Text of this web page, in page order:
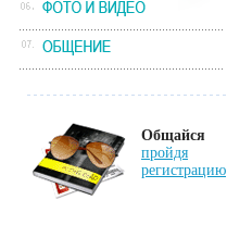
Общайся
пройдя
регистрацию